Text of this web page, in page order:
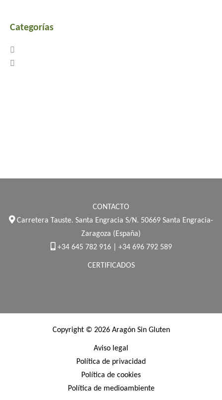
Categorías
CONTACTO
Carretera Tauste. Santa Engracia S/N. 50669 Santa Engracia-
Zaragoza (España)
+34 645 782 916 | +34 696 792 589
CERTIFICADOS
Copyright © 2026 Aragón Sin Gluten
Aviso legal
Política de privacidad
Política de cookies
Política de medioambiente